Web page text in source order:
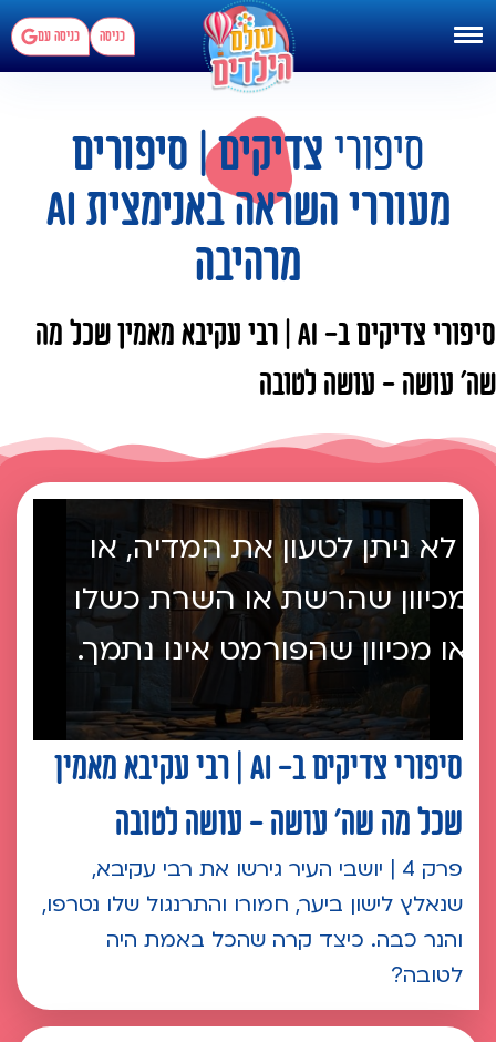
כניסה כניסה עם
סיפורי צדיקים | סיפורים
מעוררי השראה באנימצית AI
מרהיבה
סיפורי צדיקים ב- AI | רבי עקיבא מאמין שכל מה
שה' עושה - עושה לטובה
לא ניתן לטעון את המדיה, או
מכיוון שהרשת או השרת כשלו
או מכיוון שהפורמט אינו נתמך.
סיפורי צדיקים ב- AI | רבי עקיבא מאמין
שכל מה שה' עושה - עושה לטובה
פרק 4 | יושבי העיר גירשו את רבי עקיבא,
שנאלץ לישון ביער, חמורו והתרנגול שלו נטרפו,
והנר כבה. כיצד קרה שהכל באמת היה
לטובה?